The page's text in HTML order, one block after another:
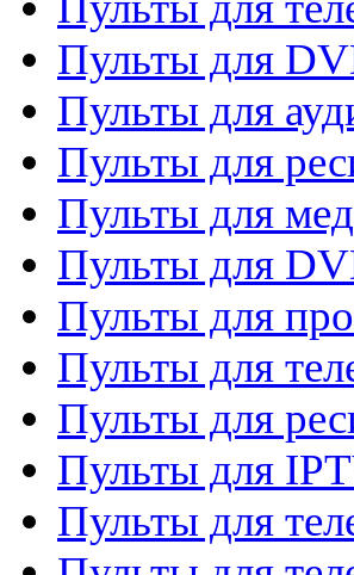
Пульты для
Пульты для
Пульты для
Пульты для
Пульты для
Пульты для
Пульты для
Пульты для
Пульты для
Пульты для